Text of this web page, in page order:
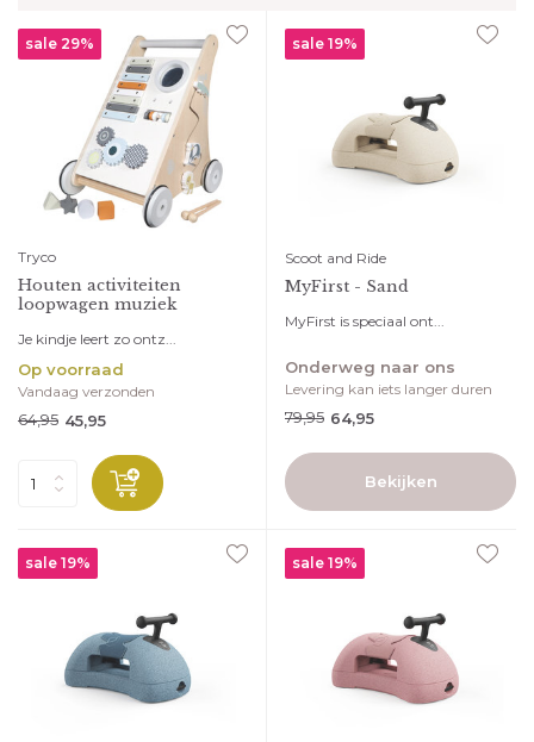
sale 29%
Tryco
Houten activiteiten
loopwagen muziek
Je kindje leert zo ontz...
Op voorraad
Vandaag verzonden
64,95 45,95
sale 19%
Scoot and Ride
MyFirst - Sand
MyFirst is speciaal ont...
Onderweg naar ons
Levering kan iets langer duren
79,95 64,95
Bekijken
sale 19% sale 19%